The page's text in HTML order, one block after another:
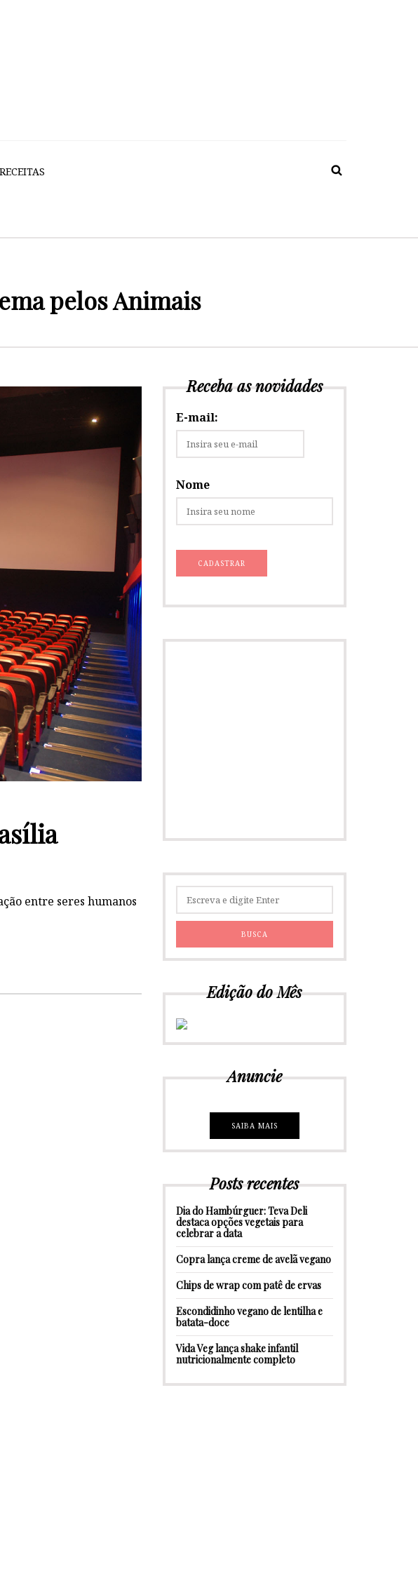
RECEITAS
pelos Animais
entre seres humanos
Receba as novidades
E-mail:
Nome
Edição do Mês
Anuncie
SAIBA MAIS
Posts recentes
Dia do Hambúrguer: Teva Deli
destaca opções vegetais para
celebrar a data
Copra lança creme de avelã vegano
Chips de wrap com patê de ervas
Escondidinho vegano de lentilha e
batata-doce
Vida Veg lança shake infantil
nutricionalmente completo